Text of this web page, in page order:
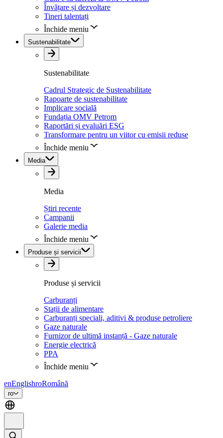
Învățare și dezvoltare
Tineri talentați
Închide meniu
Sustenabilitate
Sustenabilitate
Cadrul Strategic de Sustenabilitate
Rapoarte de sustenabilitate
Implicare socială
Fundația OMV Petrom
Raportări și evaluări ESG
Transformare pentru un viitor cu emisii reduse
Închide meniu
Media
Media
Știri recente
Campanii
Galerie media
Închide meniu
Produse și servicii
Produse și servicii
Carburanți
Stații de alimentare
Carburanți speciali, aditivi & produse petroliere
Gaze naturale
Furnizor de ultimă instanță - Gaze naturale
Energie electrică
PPA
Închide meniu
enEnglishroRomână
ro